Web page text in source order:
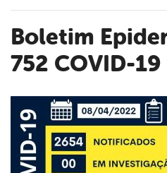
Boletim Epidemiológico N°
752 COVID-19